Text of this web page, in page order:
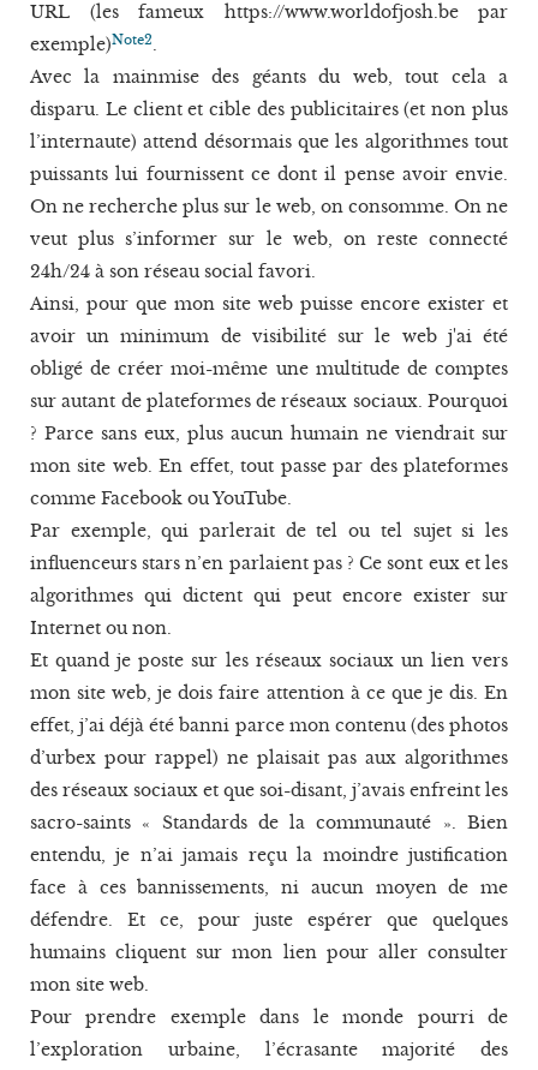
URL (les fameux https://www.worldofjosh.be par
exemple)Note2.
Avec la mainmise des géants du web, tout cela a
disparu. Le client et cible des publicitaires (et non plus
l’internaute) attend désormais que les algorithmes tout
puissants lui fournissent ce dont il pense avoir envie.
On ne recherche plus sur le web, on consomme. On ne
veut plus s’informer sur le web, on reste connecté
24h/24 à son réseau social favori.
Ainsi, pour que mon site web puisse encore exister et
avoir un minimum de visibilité sur le web j'ai été
obligé de créer moi-même une multitude de comptes
sur autant de plateformes de réseaux sociaux. Pourquoi
? Parce sans eux, plus aucun humain ne viendrait sur
mon site web. En effet, tout passe par des plateformes
comme Facebook ou YouTube.
Par exemple, qui parlerait de tel ou tel sujet si les
influenceurs stars n’en parlaient pas ? Ce sont eux et les
algorithmes qui dictent qui peut encore exister sur
Internet ou non.
Et quand je poste sur les réseaux sociaux un lien vers
mon site web, je dois faire attention à ce que je dis. En
effet, j’ai déjà été banni parce mon contenu (des photos
d’urbex pour rappel) ne plaisait pas aux algorithmes
des réseaux sociaux et que soi-disant, j’avais enfreint les
sacro-saints « Standards de la communauté ». Bien
entendu, je n’ai jamais reçu la moindre justification
face à ces bannissements, ni aucun moyen de me
défendre. Et ce, pour juste espérer que quelques
humains cliquent sur mon lien pour aller consulter
mon site web.
Pour prendre exemple dans le monde pourri de
l’exploration urbaine, l’écrasante majorité des